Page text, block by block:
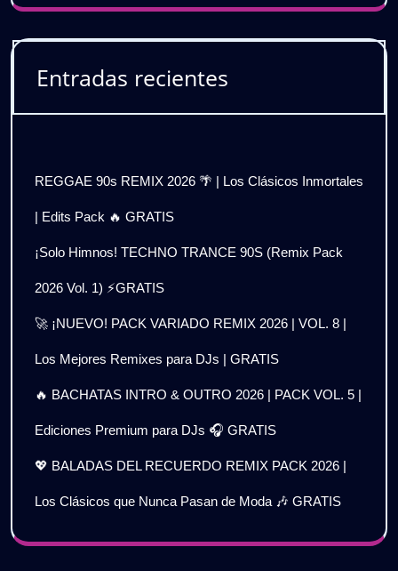
Entradas recientes
REGGAE 90s REMIX 2026 🌴 | Los Clásicos Inmortales
| Edits Pack 🔥 GRATIS
¡Solo Himnos! TECHNO TRANCE 90S (Remix Pack
2026 Vol. 1) ⚡GRATIS
🚀 ¡NUEVO! PACK VARIADO REMIX 2026 | VOL. 8 |
Los Mejores Remixes para DJs | GRATIS
🔥 BACHATAS INTRO & OUTRO 2026 | PACK VOL. 5 |
Ediciones Premium para DJs 🎧 GRATIS
💖 BALADAS DEL RECUERDO REMIX PACK 2026 |
Los Clásicos que Nunca Pasan de Moda 🎶 GRATIS